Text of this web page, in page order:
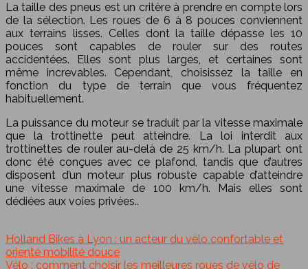
La taille des pneus est un critère à prendre en compte lors
de la sélection. Les roues de 6 à 8 pouces conviennent
aux terrains lisses. Celles dont la taille dépasse les 10
pouces sont capables de rouler sur des routes
accidentées. Elles sont plus larges, et certaines sont
même increvables. Cependant, choisissez la taille en
fonction du type de terrain que vous fréquentez
habituellement.
La puissance du moteur se traduit par la vitesse maximale
que la trottinette peut atteindre. La loi interdit aux
trottinettes de rouler au-delà de 25 km/h. La plupart ont
donc été conçues avec ce plafond, tandis que d’autres
disposent d’un moteur plus robuste capable d’atteindre
une vitesse maximale de 100 km/h. Mais elles sont
dédiées aux voies privées..
Holland Bikes à Lyon : un acteur du vélo confortable et
orienté mobilité douce
Vélo : comment choisir les meilleures roues de vélo de